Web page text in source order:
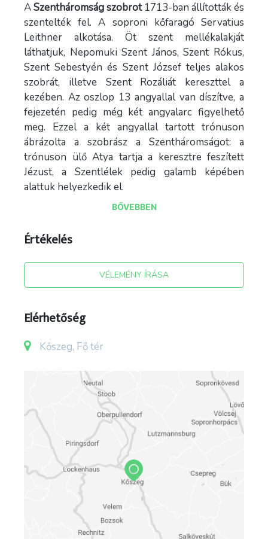
ASzentháromság szobrot 1713-ban állították és
szentelték fel. A soproni kőfaragó Servatius
Leithner alkotása. Öt szent mellékalakját
láthatjuk, Nepomuki Szent János, Szent Rókus,
Szent Sebestyén és Szent József teljes alakos
szobrát, illetve Szent Rozáliát kereszttel a
kezében. Az oszlop 13 angyallal van díszítve, a
fejezetén pedig még két angyalarc figyelhető
meg. Ezzel a két angyallal tartott trónuson
ábrázolta a szobrász a Szentháromságot: a
trónuson ülő Atya tartja a keresztre feszített
Jézust, a Szentlélek pedig galamb képében
alattuk helyezkedik el.
BŐVEBBEN
Értékelés
VÉLEMÉNY ÍRÁSA
Elérhetőség
Kőszeg, Fő tér